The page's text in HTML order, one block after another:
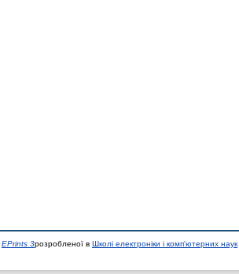
EPrints 3розробленої в Школі електроніки і комп'ютерних наук